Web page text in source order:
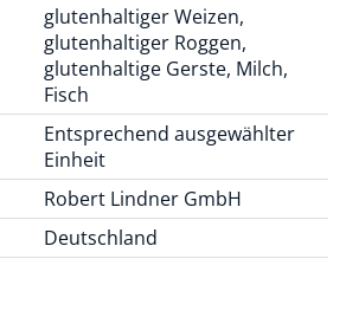
glutenhaltiger Weizen,
glutenhaltiger Roggen,
glutenhaltige Gerste, Milch,
Fisch
Entsprechend ausgewählter
Einheit
Robert Lindner GmbH
Deutschland